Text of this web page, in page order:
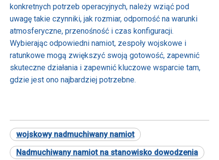
konkretnych potrzeb operacyjnych, należy wziąć pod
uwagę takie czynniki, jak rozmiar, odporność na warunki
atmosferyczne, przenośność i czas konfiguracji.
Wybierając odpowiedni namiot, zespoły wojskowe i
ratunkowe mogą zwiększyć swoją gotowość, zapewnić
skuteczne działania i zapewnić kluczowe wsparcie tam,
gdzie jest ono najbardziej potrzebne.
wojskowy nadmuchiwany namiot
Nadmuchiwany namiot na stanowisko dowodzenia